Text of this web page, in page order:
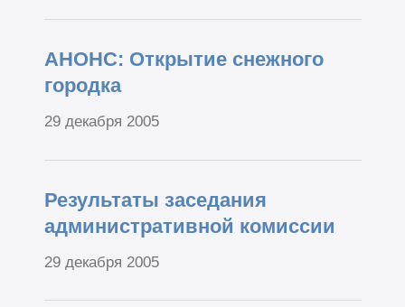
АНОНС: Открытие снежного
городка
29 декабря 2005
Результаты заседания
административной комиссии
29 декабря 2005